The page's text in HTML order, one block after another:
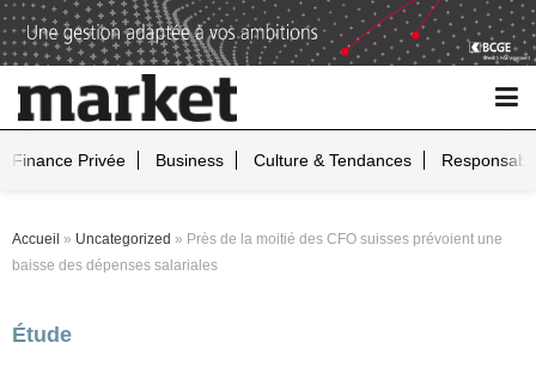
Finance Privée Business Culture & Tendances
Accueil » Uncategorized » Près de la moitié des CFO suisses prévoient une
baisse des dépenses salariales
Étude